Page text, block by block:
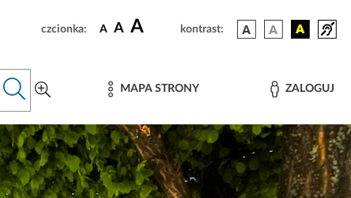
czcionka: A A A kontrast:
MAPA STRONY ZALOGUJ